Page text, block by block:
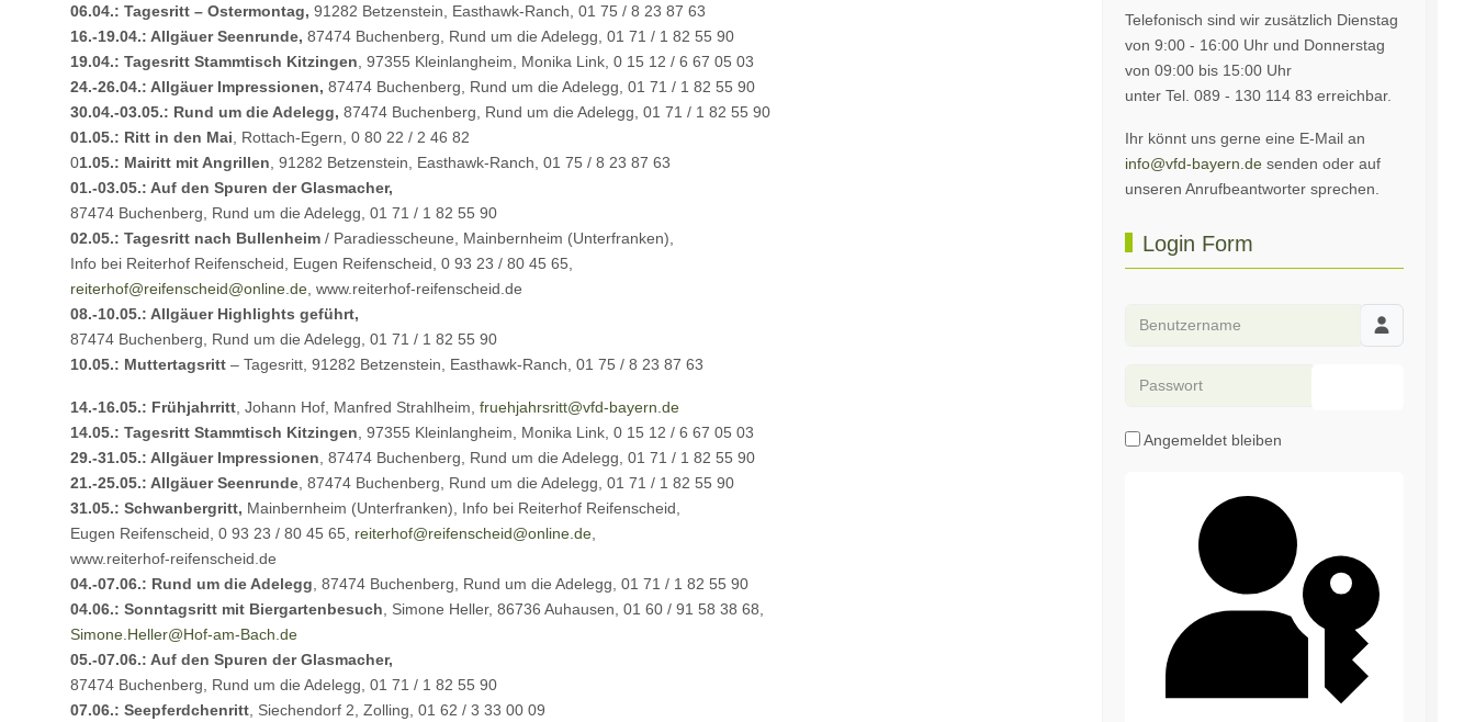
06.04.: Tagesritt – Ostermontag, 91282 Betzenstein, Easthawk-Ranch, 01 75 / 8 23 87 63
16.-19.04.: Allgäuer Seenrunde, 87474 Buchenberg, Rund um die Adelegg, 01 71 / 1 82 55 90
19.04.: Tagesritt Stammtisch Kitzingen , 97355 Kleinlangheim, Monika Link, 0 15 12 / 6 67 05 03
24.-26.04.: Allgäuer Impressionen, 87474 Buchenberg, Rund um die Adelegg, 01 71 / 1 82 55 90
30.04.-03.05.: Rund um die Adelegg, 87474 Buchenberg, Rund um die Adelegg, 01 71 / 1 82 55 90
01.05.: Ritt in den Mai , Rottach-Egern, 0 80 22 / 2 46 82
01.05.: Mairitt mit Angrillen , 91282 Betzenstein, Easthawk-Ranch, 01 75 / 8 23 87 63
01.-03.05.: Auf den Spuren der Glasmacher,
87474 Buchenberg, Rund um die Adelegg, 01 71 / 1 82 55 90
02.05.: Tagesritt nach Bullenheim / Paradiesscheune, Mainbernheim (Unterfranken),
Info bei Reiterhof Reifenscheid, Eugen Reifenscheid, 0 93 23 / 80 45 65,
reiterhof@reifenscheid@online.de , www.reiterhof-reifenscheid.de
08.-10.05.: Allgäuer Highlights geführt,
87474 Buchenberg, Rund um die Adelegg, 01 71 / 1 82 55 90
10.05.: Muttertagsritt – Tagesritt, 91282 Betzenstein, Easthawk-Ranch, 01 75 / 8 23 87 63
14.-16.05.: Frühjahrritt , Johann Hof, Manfred Strahlheim, fruehjahrsritt@vfd-bayern.de
14.05.: Tagesritt Stammtisch Kitzingen , 97355 Kleinlangheim, Monika Link, 0 15 12 / 6 67 05 03
29.-31.05.: Allgäuer Impressionen , 87474 Buchenberg, Rund um die Adelegg, 01 71 / 1 82 55 90
21.-25.05.: Allgäuer Seenrunde , 87474 Buchenberg, Rund um die Adelegg, 01 71 / 1 82 55 90
31.05.: Schwanbergritt, Mainbernheim (Unterfranken), Info bei Reiterhof Reifenscheid,
Eugen Reifenscheid, 0 93 23 / 80 45 65, reiterhof@reifenscheid@online.de
www.reiterhof-reifenscheid.de
04.-07.06.: Rund um die Adelegg , 87474 Buchenberg, Rund um die Adelegg, 01 71 / 1 82 55 90
04.06.: Sonntagsritt mit Biergartenbesuch , Simone Heller, 86736 Auhausen, 01 60 / 91 58 38 68,
Simone.Heller@Hof-am-Bach.de
05.-07.06.: Auf den Spuren der Glasmacher,
87474 Buchenberg, Rund um die Adelegg, 01 71 / 1 82 55 90
07.06.: Seepferdchenritt , Siechendorf 2, Zolling, 01 62 / 3 33 00 09
Telefonisch sind wir zusätzlich Dienstag
von 9:00 - 16:00 Uhr und Donnerstag
von 09:00 bis 15:00 Uhr
unter Tel. 089 - 130 114 83 erreichbar.
Ihr könnt uns gerne eine E-Mail an
info@vfd-bayern.de senden oder auf
unseren Anrufbeantworter sprechen.
Login Form
Angemeldet bleiben